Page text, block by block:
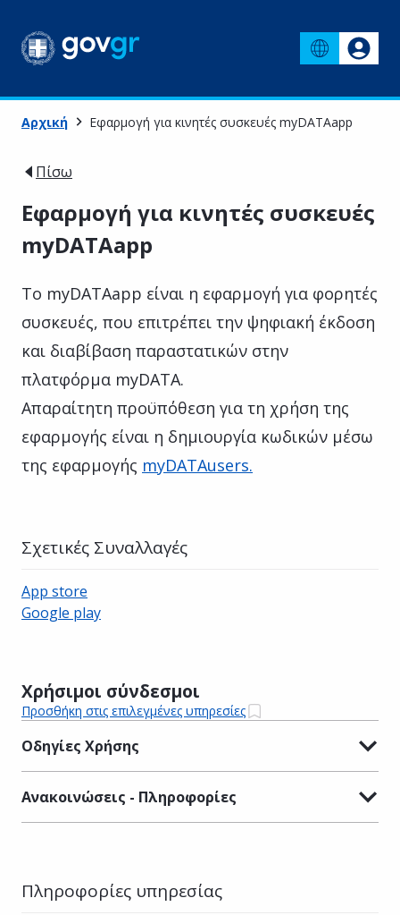
Αρχική Εφαρμογή για κινητές συσκευές myDATAapp
Πίσω
Εφαρμογή για κινητές συσκευές
myDATAapp
To myDATAapp είναι η εφαρμογή για φορητές
συσκευές, που επιτρέπει την ψηφιακή έκδοση
και διαβίβαση παραστατικών στην
πλατφόρμα myDATA.
Απαραίτητη προϋπόθεση για τη χρήση της
εφαρμογής είναι η δημιουργία κωδικών μέσω
της εφαρμογής myDATAusers.
Χρήσιμοι σύνδεσμοι
Προσθήκη στις επιλεγμένες υπηρεσίες
Οδηγίες Χρήσης
Ανακοινώσεις - Πληροφορίες
Σχετικές Συναλλαγές
App store
Google play
Πληροφορίες υπηρεσίας